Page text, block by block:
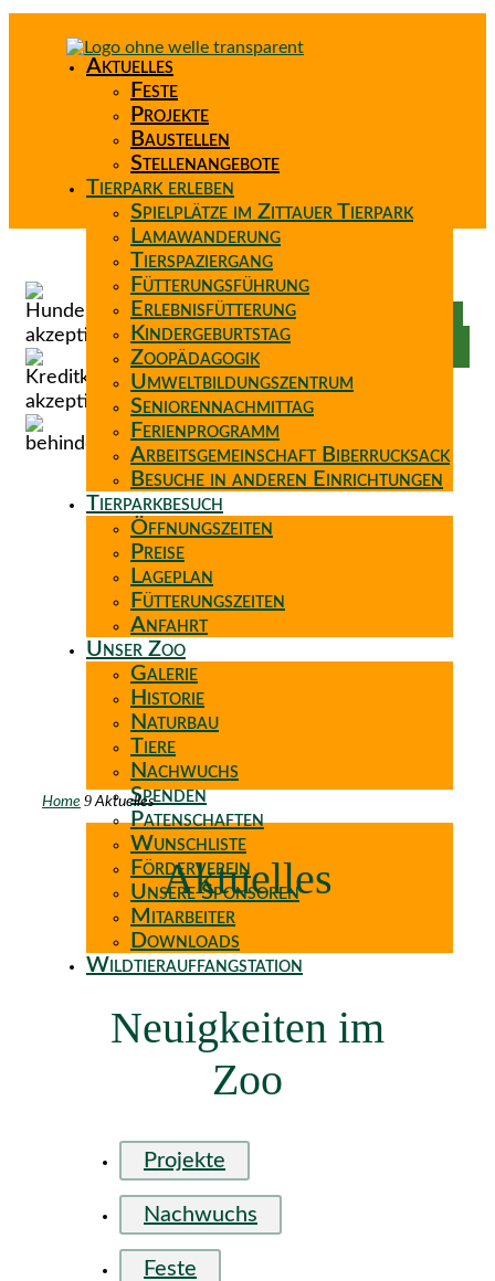
Aktuelles
Feste
Projekte
Baustellen
Stellenangebote
Tierpark erleben
Spielplätze im Zittauer Tierpark
Lamawanderung
Tierspaziergang
Fütterungsführung
Erlebnisfütterung
Kindergeburtstag
Zoopädagogik
Umweltbildungszentrum
Seniorennachmittag
Ferienprogramm
Arbeitsgemeinschaft Biberrucksack
Besuche in anderen Einrichtungen
Tierparkbesuch
Öffnungszeiten
Preise
Lageplan
Fütterungszeiten
Anfahrt
Unser Zoo
Galerie
Historie
Naturbau
Tiere
Nachwuchs
Spenden
Patenschaften
Wunschliste
Förderverein
Unsere Sponsoren
Mitarbeiter
Downloads
Wildtierauffangstation
Home 9 Aktuelles
Aktuelles
Neuigkeiten im
Zoo
Projekte
Nachwuchs
Feste